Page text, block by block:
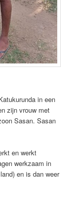
in een
zijn vrouw met
Sasan. Sasan
en werkt
werkzaam in
en is dan weer